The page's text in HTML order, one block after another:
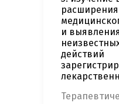
и
действий